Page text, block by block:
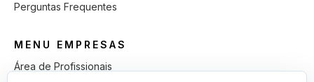
Perguntas Frequentes
MENU EMPRESAS
Área de Profissionais